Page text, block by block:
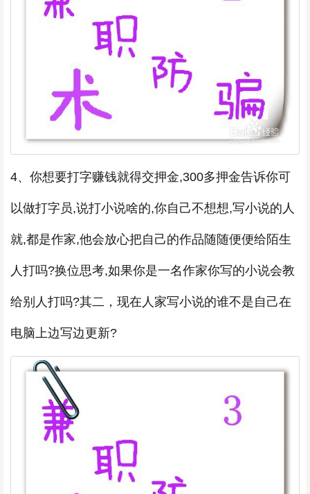
4、你想要打字赚钱就得交押金,300多押金告诉你可
以做打字员,说打小说啥的,你自己不想想,写小说的人
就,都是作家,他会放心把自己的作品随随便便给陌生
人打吗?换位思考,如果你是一名作家你写的小说会教
给别人打吗?其二，现在人家写小说的谁不是自己在
电脑上边写边更新?